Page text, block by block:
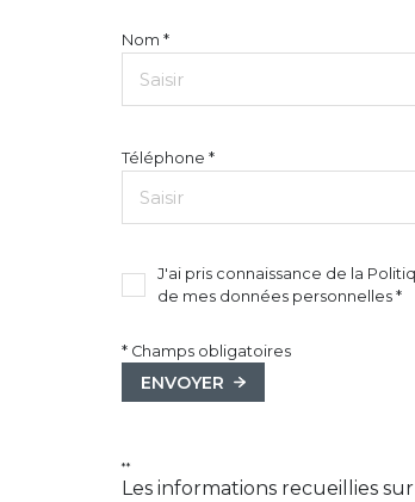
Nom *
Téléphone *
J'ai pris connaissance de la
de mes données personnelles *
* Champs obligatoires
ENVOYER
**
Les informations recueillies